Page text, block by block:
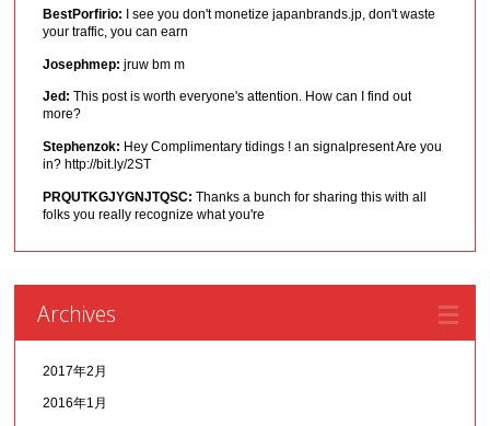
BestPorfirio:
I see you don't monetize japanbrands.jp, don't waste
your traffic, you can earn
Josephmep: jruw bm m
Jed: This post is worth everyone's attention. How can I find out
more?
Stephenzok: Hey Complimentary tidings ! an signalpresent Are you
in? http://bit.ly/2ST
PRQUTKGJYGNJTQSC: Thanks a bunch for sharing this with all
folks you really recognize what you're
Archives
2017年2月
2016年1月